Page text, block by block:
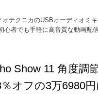
テクニカのUSBオーディオミ
心者でも手軽に高音質な動画配
Show 11 角度
オフの3万6980